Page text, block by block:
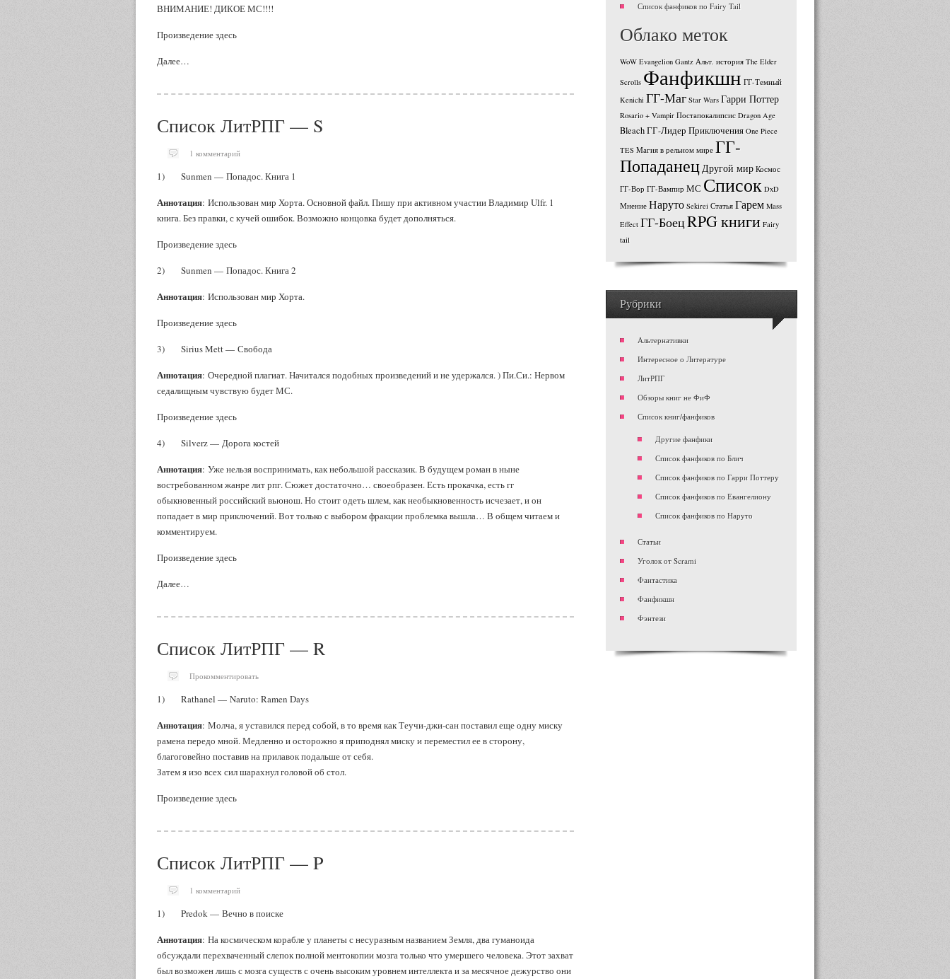
ВНИМАНИЕ! ДИКОЕ МС!!!!
Произведение здесь
Далее…
Список ЛитРПГ — S
1 комментарий
1) Sunmen — Попадос. Книга 1
Аннотация: Использован мир Хорта. Основной файл. Пишу при активном участии Владимир Ulfr. 1
книга. Без правки, с кучей ошибок. Возможно концовка будет дополняться.
Произведение здесь
2) Sunmen — Попадос. Книга 2
Аннотация: Использован мир Хорта.
Произведение здесь
3) Sirius Mett — Свобода
Аннотация: Очередной плагиат. Начитался подобных произведений и не удержался. ) Пи.Си.: Нервом
седалищным чувствую будет МС.
Произведение здесь
4) Silverz — Дорога костей
Аннотация: Уже нельзя воспринимать, как небольшой рассказик. В будущем роман в ныне
востребованном жанре лит рпг. Сюжет достаточно… своеобразен. Есть прокачка, есть гг
обыкновенный российский вьюнош. Но стоит одеть шлем, как необыкновенность исчезает, и он
попадает в мир приключений. Вот только с выбором фракции проблемка вышла… В общем читаем и
комментируем.
Произведение здесь
Далее…
Список ЛитРПГ — R
Прокомментировать
1) Rathanel — Naruto: Ramen Days
Аннотация: Молча, я уставился перед собой, в то время как Теучи-джи-сан поставил еще одну миску
рамена передо мной. Медленно и осторожно я приподнял миску и переместил ее в сторону,
благоговейно поставив на прилавок подальше от себя.
Затем я изо всех сил шарахнул головой об стол.
Произведение здесь
Список ЛитРПГ — P
1 комментарий
1) Predok — Вечно в поиске
Аннотация: На космическом корабле у планеты с несуразным названием Земля, два гуманоида
обсуждали перехваченный слепок полной ментокопии мозга только что умершего человека. Этот захват
был возможен лишь с мозга существ с очень высоким уровнем интеллекта и за месячное дежурство они
Список фанфиков по Fairy Tail
Облако меток
WoW Evangelion Gantz Альт. история The Elder
Scrolls Фанфикшн ГГ-Темный
Kenichi ГГ-Маг Star Wars Гарри Поттер
Rosario + Vampir Постапокалипсис Dragon Age
BleachГГ-Лидер Приключения One Piece
TES Магия в рельном мире ГГ-
ПопаданецДругой мир Космос
ГГ-Вор ГГ-Вампир МС Список DxD
Мнение Наруто Sekirei Статья Гарем Mass
Effect ГГ-БоецRPG книги Fairy
tail
Рубрики
Альтернативки
Интересное о Литературе
ЛитРПГ
Обзоры книг не ФиФ
Список книг/фанфиков
Другие фанфики
Список фанфиков по Блич
Список фанфиков по Гарри Поттеру
Список фанфиков по Евангелиону
Список фанфиков по Наруто
Статьи
Уголок от Scrami
Фантастика
Фанфикшн
Фэнтези